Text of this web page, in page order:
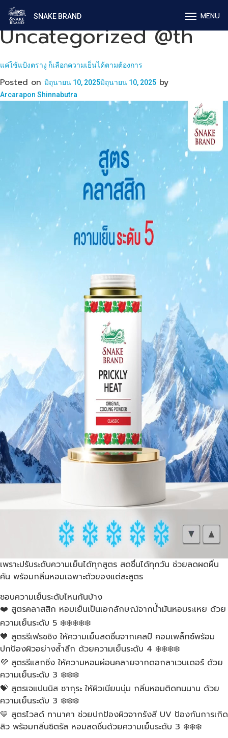
SNAKE BRAND MENU
หมวดหมู่:
Uncategorized @th
แค่ใช้แป้งตรางู ก็เลือกความเย็นได้ตามต้องการ
Posted on มิถุนายน 10, 2025มิถุนายน 10, 2025 by
Arcarapon Shinnabutra
เพราะปรับระดับความเย็นได้ทุกสูตร สดชื่นได้ทุกวัน ช่วยลดผดผื่น
คัน พร้อมกลิ่นหอมเฉพาะตัวของแต่ละสูตร
ชอบความเย็นระดับไหนกันบ้าง
❤️ สูตรคลาสสิก หอมเย็นเป็นเอกลักษณ์จากน้ำมันหอมระเหย ด้วย
ความเย็นระดับ 5 ❄️❄️❄️❄️❄️
💙 สูตรรีเฟรชชิง ให้ความเย็นสดชื่นจากเคลป์ คอมเพล็กซ์พร้อม
ปกป้องผิวอย่างล้ำลึก ด้วยความเย็นระดับ 4 ❄️❄️❄️❄️
💜 สูตรรีแลกซิ่ง ให้ความหอมผ่อนคลายจากดอกลาเวนเดอร์ ด้วย
ความเย็นระดับ 3 ❄️❄️❄️
💝 สูตรเจแปนนิส ซากุระ ให้ผิวเนียนนุ่ม กลิ่นหอมติดทนนาน ด้วย
ความเย็นระดับ 3 ❄️❄️❄️
💛 สูตรไวลด์ ทานาคา ช่วยปกป้องผิวจากรังสี UV ป้องกันการเกิด
สิว พร้อมกลิ่นซิตรัส หอมสดชื่นด้วยความเย็นระดับ 3 ❄️❄️❄️